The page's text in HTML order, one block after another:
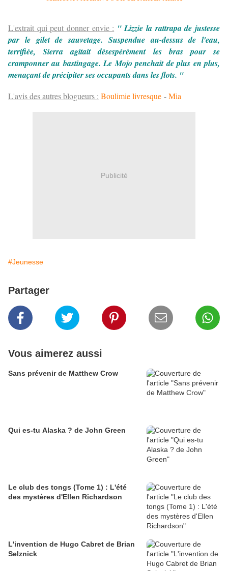
L'extrait qui peut donner envie : " Lizzie la rattrapa de justesse
par le gilet de sauvetage. Suspendue au-dessus de l'eau,
terrifiée, Sierra agitait désespérément les bras pour se
cramponner au bastingage. Le Mojo penchait de plus en plus,
menaçant de précipiter ses occupants dans les flots. "
L'avis des autres blogueurs : Boulimie livresque -Mia
Publicité
#Jeunesse
Partager
Vous aimerez aussi
Sans prévenir de Matthew Crow
Qui es-tu Alaska ? de John Green
Le club des tongs (Tome 1) : L'été
des mystères d'Ellen Richardson
L'invention de Hugo Cabret de Brian
Selznick